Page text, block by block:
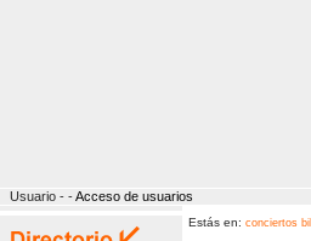
Usuario - -Acceso de usuarios
Estás en: conciertos